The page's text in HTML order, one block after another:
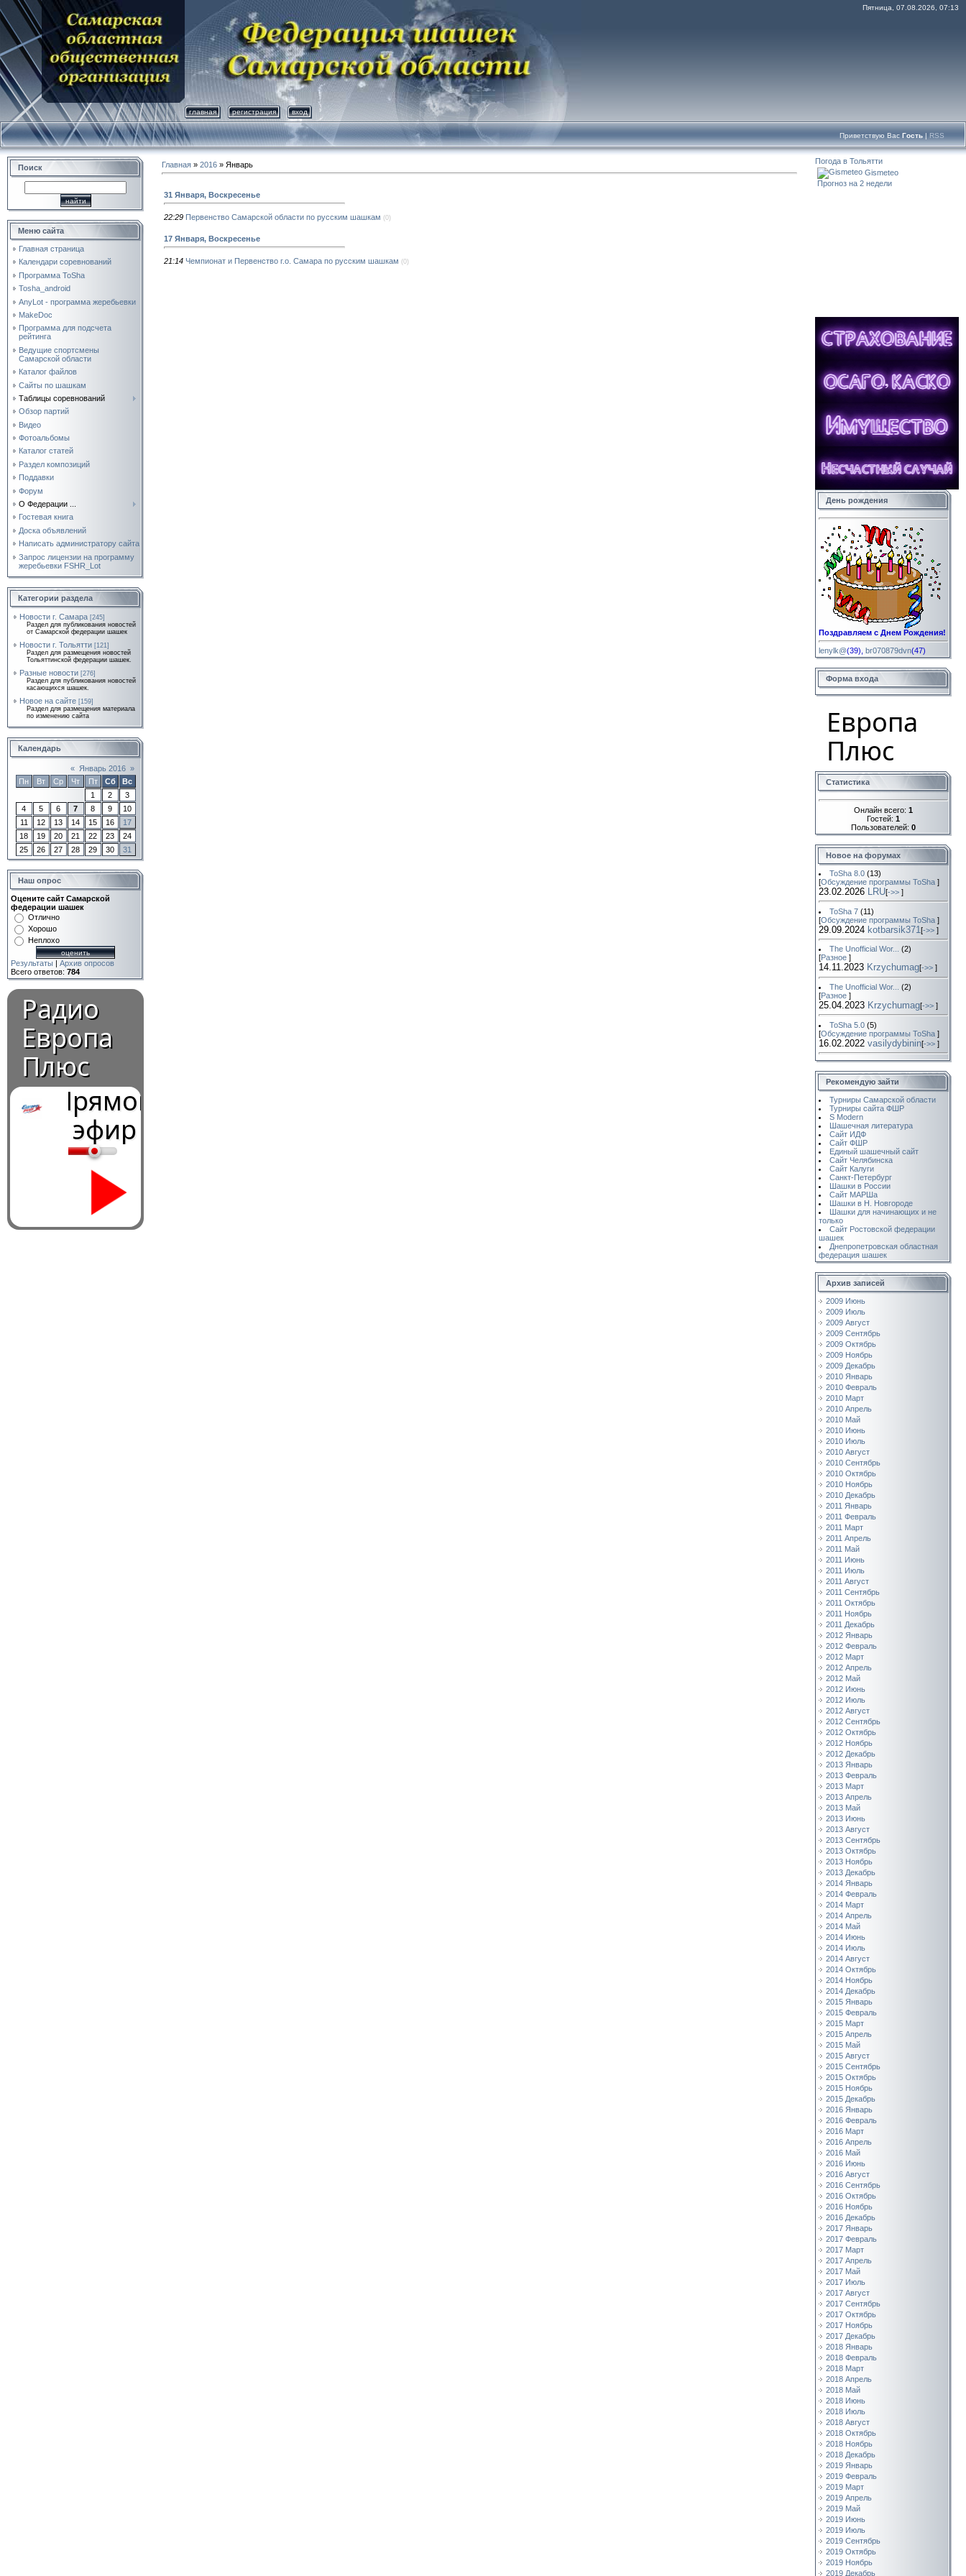
Пятница, 07.08.2026, 07:13
главная регистрация вход
Приветствую Вас Гость | RSS
Поиск
Меню сайта
Главная страница
Календари соревнований
Программа ToSha
Tosha_android
AnyLot - программа жеребьевки
MakeDoc
Программа для подсчета
рейтинга
Ведущие спортсмены
Самарской области
Каталог файлов
Сайты по шашкам
Таблицы соревнований
Обзор партий
Видео
Фотоальбомы
Каталог статей
Раздел композиций
Поддавки
Форум
О Федерации ...
Гостевая книга
Доска объявлений
Написать администратору сайта
Запрос лицензии на программу
жеребьевки FSHR_Lot
Категории раздела
Новости г. Самара [245]
Раздел для публикования новостей
от Самарской федерации шашек
Новости г. Тольятти [121]
Раздел для размещения новостей
Тольяттинской федерации шашек.
Разные новости [276]
Раздел для публикования новостей
касающихся шашек.
Новое на сайте [159]
Раздел для размещения материала
по изменению сайта
Календарь
« Январь 2016 »
Пн
Вт Ср Чт Пт Сб
Вс
1
2
3
4
5 6 7 8 9
10
11
12 13 14 15 16
17
18
19 20 21 22 23
24
25
26 27 28 29 30 31
Наш опрос
Оцените сайт Самарской
федерации шашек
Отлично
Хорошо
Неплохо
Результаты | Архив опросов
Всего ответов: 784
Радио
Европа
Плюс
Прямой
эфир
Главная » 2016 » Январь
31 Января, Воскресенье
22:29 Первенство Самарской области по русским шашкам (0)
17 Января, Воскресенье
21:14 Чемпионат и Первенство г.о. Самара по русским шашкам (0)
Погода в Тольятти
Gismeteo
Прогноз на 2 недели
День рождения
Поздравляем с Днем Рождения!
lenylk@(39) br070879dvn(47)
Форма входа
Европа
Плюс
Статистика
Онлайн всего: 1
Гостей: 1
Пользователей: 0
Новое на форумах
ToSha 8.0 (13)
[Обсуждение программы ToSha ]
23.02.2026 LRU[->> ]
ToSha 7 (11)
[Обсуждение программы ToSha ]
29.09.2024 kotbarsik371[->> ]
The Unofficial Wor...
(2)
[Разное ]
14.11.2023 Krzychumag[->> ]
The Unofficial Wor...
(2)
[Разное ]
25.04.2023 Krzychumag[->> ]
ToSha 5.0 (5)
[Обсуждение программы ToSha ]
16.02.2022 vasilydybinin[->> ]
Рекомендую зайти
Турниры Самарской области
Турниры сайта ФШР
S Modern
Шашечная литература
Сайт ИДФ
Сайт ФШР
Единый шашечный сайт
Сайт Челябинска
Сайт Калуги
Санкт-Петербург
Шашки в России
Сайт МАРШа
Шашки в Н. Новгороде
Шашки для начинающих и не
только
Сайт Ростовской федерации
шашек
Днепропетровская областная
федерация шашек
Архив записей
2009 Июнь
2009 Июль
2009 Август
2009 Сентябрь
2009 Октябрь
2009 Ноябрь
2009 Декабрь
2010 Январь
2010 Февраль
2010 Март
2010 Апрель
2010 Май
2010 Июнь
2010 Июль
2010 Август
2010 Сентябрь
2010 Октябрь
2010 Ноябрь
2010 Декабрь
2011 Январь
2011 Февраль
2011 Март
2011 Апрель
2011 Май
2011 Июнь
2011 Июль
2011 Август
2011 Сентябрь
2011 Октябрь
2011 Ноябрь
2011 Декабрь
2012 Январь
2012 Февраль
2012 Март
2012 Апрель
2012 Май
2012 Июнь
2012 Июль
2012 Август
2012 Сентябрь
2012 Октябрь
2012 Ноябрь
2012 Декабрь
2013 Январь
2013 Февраль
2013 Март
2013 Апрель
2013 Май
2013 Июнь
2013 Август
2013 Сентябрь
2013 Октябрь
2013 Ноябрь
2013 Декабрь
2014 Январь
2014 Февраль
2014 Март
2014 Апрель
2014 Май
2014 Июнь
2014 Июль
2014 Август
2014 Октябрь
2014 Ноябрь
2014 Декабрь
2015 Январь
2015 Февраль
2015 Март
2015 Апрель
2015 Май
2015 Август
2015 Сентябрь
2015 Октябрь
2015 Ноябрь
2015 Декабрь
2016 Январь
2016 Февраль
2016 Март
2016 Апрель
2016 Май
2016 Июнь
2016 Август
2016 Сентябрь
2016 Октябрь
2016 Ноябрь
2016 Декабрь
2017 Январь
2017 Февраль
2017 Март
2017 Апрель
2017 Май
2017 Июль
2017 Август
2017 Сентябрь
2017 Октябрь
2017 Ноябрь
2017 Декабрь
2018 Январь
2018 Февраль
2018 Март
2018 Апрель
2018 Май
2018 Июнь
2018 Июль
2018 Август
2018 Октябрь
2018 Ноябрь
2018 Декабрь
2019 Январь
2019 Февраль
2019 Март
2019 Апрель
2019 Май
2019 Июнь
2019 Июль
2019 Сентябрь
2019 Октябрь
2019 Ноябрь
2019 Декабрь